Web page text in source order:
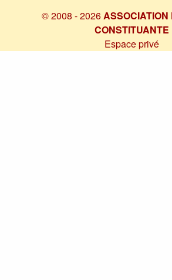
© 2008 - 2026ASSOCIATION
CONSTITUANTE
Espace privé